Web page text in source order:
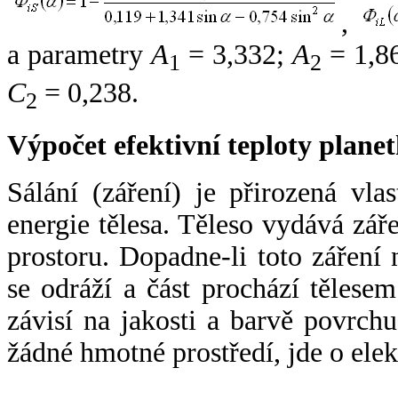
,
a parametryA1 = 3,332;A2 =
C2 = 0,238.
Výpočet efektivní teploty
Sálání (záření) je přirozená
energie tělesa. Těleso vydává
prostoru. Dopadne-li toto záření
se odráží a část prochází
závisí na jakosti a barvě
žádné hmotné prostředí, jde o